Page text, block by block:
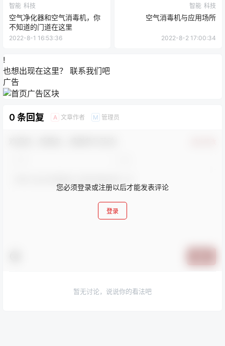
智能 科技
空气净化器和空气消毒机，你
不知道的门道在这里
2022-8-1 16:53:36
智能 科技
空气消毒机与应用场所
2022-8-2 17:00:34
!
也想出现在这里？ 联系我们吧
广告
0 条回复 A 文章作者 M 管理员
您必须登录或注册以后才能发表评论
登录
暂无讨论，说说你的看法吧